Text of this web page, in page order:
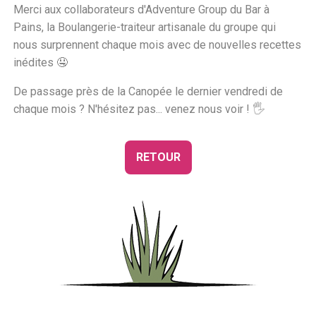
Merci aux collaborateurs d'Adventure Group du Bar à
Pains, la Boulangerie-traiteur artisanale du groupe qui
nous surprennent chaque mois avec de nouvelles recettes
inédites 🤤
De passage près de la Canopée le dernier vendredi de
chaque mois ? N'hésitez pas... venez nous voir ! 🖐
RETOUR